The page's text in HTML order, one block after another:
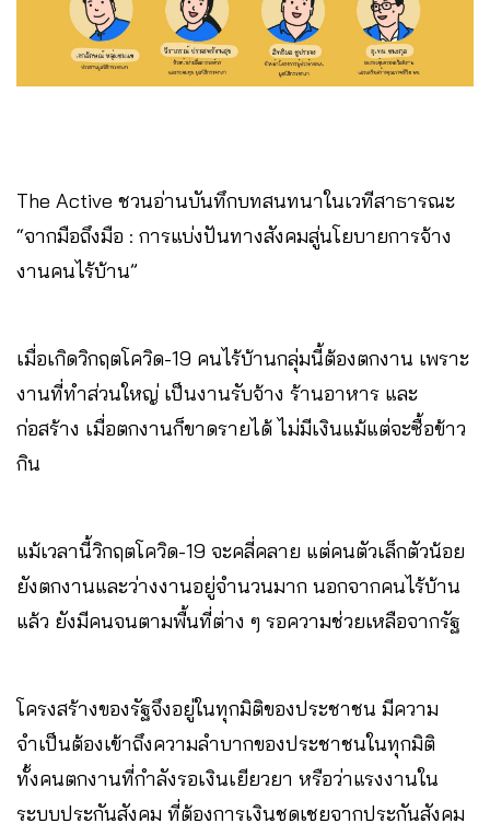
The Active ชวนอ่านบันทึกบทสนทนาในเวทีสาธารณะ
“จากมือถึงมือ : การแบ่งปันทางสังคมสู่นโยบายการจ้าง
งานคนไร้บ้าน”
เมื่อเกิดวิกฤตโควิด-19 คนไร้บ้านกลุ่มนี้ต้องตกงาน เพราะ
งานที่ทำส่วนใหญ่ เป็นงานรับจ้าง ร้านอาหาร และ
ก่อสร้าง เมื่อตกงานก็ขาดรายได้ ไม่มีเงินแม้แต่จะซื้อข้าว
กิน
แม้เวลานี้วิกฤตโควิด-19 จะคลี่คลาย แต่คนตัวเล็กตัวน้อย
ยังตกงานและว่างงานอยู่จำนวนมาก นอกจากคนไร้บ้าน
แล้ว ยังมีคนจนตามพื้นที่ต่าง ๆ รอความช่วยเหลือจากรัฐ
โครงสร้างของรัฐจึงอยู่ในทุกมิติของประชาชน มีความ
จำเป็นต้องเข้าถึงความลำบากของประชาชนในทุกมิติ
ทั้งคนตกงานที่กำลังรอเงินเยียวยา หรือว่าแรงงานใน
ระบบประกันสังคม ที่ต้องการเงินชดเชยจากประกันสังคม